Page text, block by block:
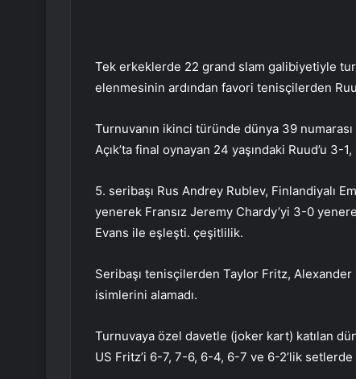
Tek erkeklerde 22 grand slam galibiyetiyle
elenmesinin ardından favori tenisçilerden
Turnuvanın ikinci türünde dünya 39
Açık’ta final oynayan 24 yaşındaki Ruud’u
5. seribaşı Rus Andrey Rublev, Finlandiyalı
yenerek Fransız Jeremy Chardy’yi 3-0
Evans ile eşleşti. çeşitlilik.
Seribaşı tenisçilerden Taylor Fritz,
isimlerini alamadı.
Turnuvaya özel davetle (joker kart) katılan
US Fritz’i 6-7, 7-6, 6-4, 6-7 ve 6-2’lik